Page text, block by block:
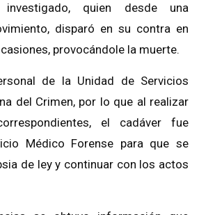
quien desde una
disparó en su contra en
provocándole la muerte.
de la Unidad de Servicios
del Crimen, por lo que al realizar
el cadáver fue
Médico Forense para que se
de ley y continuar con los actos